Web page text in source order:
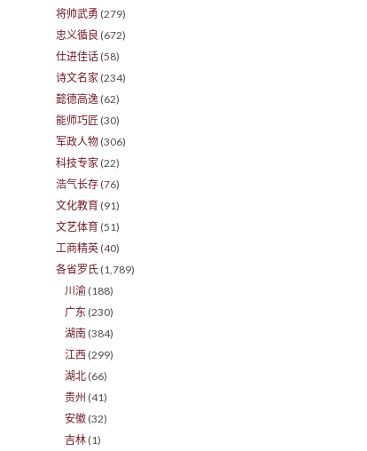
将帅武勇 (279)
忠义循良 (672)
仕进佳话 (58)
诗文名家 (234)
懿德高逸 (62)
能师巧匠 (30)
军政人物 (306)
科技专家 (22)
浩气长存 (76)
文化教育 (91)
文艺体育 (51)
工商精英 (40)
各省罗氏 (1,789)
川渝 (188)
广东 (230)
湖南 (384)
江西 (299)
湖北 (66)
贵州 (41)
安徽 (32)
吉林 (1)